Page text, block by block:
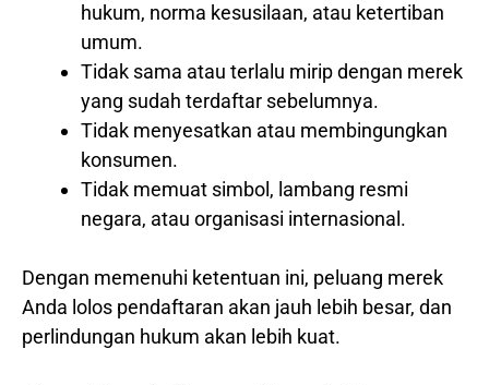
hukum, norma kesusilaan, atau ketertiban
umum.
Tidak sama atau terlalu mirip dengan merek
yang sudah terdaftar sebelumnya.
Tidak menyesatkan atau membingungkan
konsumen.
Tidak memuat simbol, lambang resmi
negara, atau organisasi internasional.
Dengan memenuhi ketentuan ini, peluang merek
Anda lolos pendaftaran akan jauh lebih besar, dan
perlindungan hukum akan lebih kuat.